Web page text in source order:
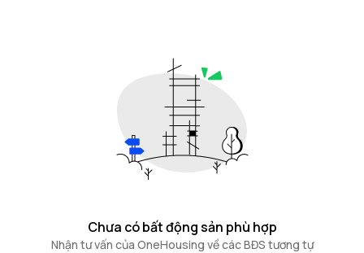
Chưa có bất động sản phù hợp
Nhận tư vấn của OneHousing về các BĐS tương tự